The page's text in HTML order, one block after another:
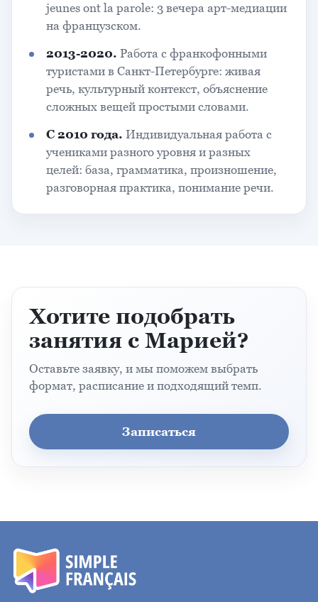
jeunes ont la parole: 3 вечера арт-медиации
на французском.
2013-2020. Работа с франкофонными
туристами в Санкт-Петербурге: живая
речь, культурный контекст, объяснение
сложных вещей простыми словами.
С 2010 года. Индивидуальная работа с
учениками разного уровня и разных
целей: база, грамматика, произношение,
разговорная практика, понимание речи.
Хотите подобрать
занятия с Марией?
Оставьте заявку, и мы поможем выбрать
формат, расписание и подходящий темп.
Записаться